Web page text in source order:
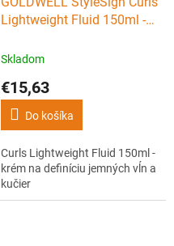
Lightweight Fluid 150ml -
vĺn a kučier
Skladom
€15,63
Do košíka
Curls Lightweight Fluid 150ml -
krém na definíciu jemných vĺn a
kučier